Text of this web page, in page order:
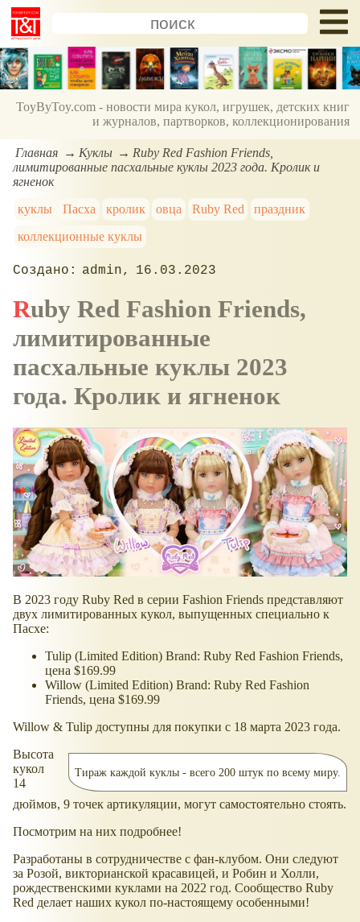
ToyByToy.com - новости мира кукол, игрушек, детских книг
и журналов, партворков, коллекционирования
Главная Куклы
Ruby Red Fashion Friends,
лимитированные пасхальные куклы 2023 года. Кролик и
ягненок
куклы
Пасха кролик овца Ruby Red
праздник
коллекционные куклы
admin 16.03.2023
Ruby Red Fashion Friends,
лимитированные
пасхальные куклы 2023
года. Кролик и ягненок
В 2023 году Ruby Red в серии Fashion Friends представляют
двух лимитированных кукол, выпущенных специально к
Пасхе:
Tulip (Limited Edition) Brand: Ruby Red Fashion Friends,
цена $169.99
Willow (Limited Edition) Brand: Ruby Red Fashion
Friends, цена $169.99
Willow & Tulip доступны для покупки с 18 марта 2023 года.
Тираж каждой куклы - всего 200 штук по всему миру.
Высота
кукол
14
дюймов, 9 точек артикуляции, могут самостоятельно стоять.
Посмотрим на них подробнее!
Разработаны в сотрудничестве с фан-клубом. Они следуют
за Розой, викторианской красавицей, и Робин и Холли,
рождественскими куклами на 2022 год. Сообщество Ruby
Red делает наших кукол по-настоящему особенными!